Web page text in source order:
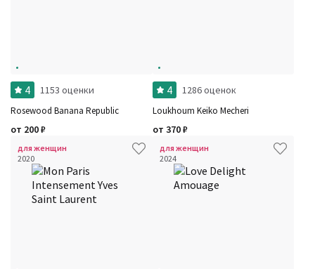
Сбросить
Бренды
4 1153 оценки
Rosewood Banana Republic
от 200₽
4 1286 оценок
Loukhoum Keiko Mecheri
от 370₽
для женщин
2020
для женщин
2024